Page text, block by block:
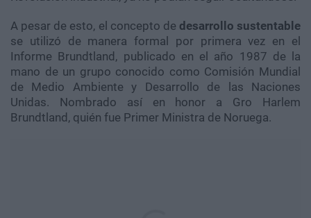
A pesar de esto, el concepto de desarrollo sustentable
se utilizó de manera formal por primera vez en el
Informe Brundtland, publicado en el año 1987 de la
mano de un grupo conocido como Comisión Mundial
de Medio Ambiente y Desarrollo de las Naciones
Unidas. Nombrado así en honor a Gro Harlem
Brundtland, quién fue Primer Ministra de Noruega.